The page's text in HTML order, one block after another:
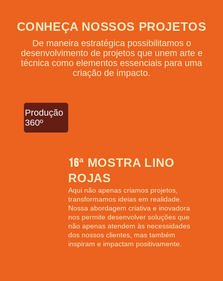
CONHEÇA NOSSOS PROJETOS
De maneira estratégica possibilitamos o
desenvolvimento de projetos que unem arte e
técnica como elementos essenciais para uma
criação de impacto.
Produção
360º
16ª MOSTRA LINO
ROJAS
Aqui não apenas criamos projetos,
transformamos ideias em realidade.
Nossa abordagem criativa e inovadora
nos permite desenvolver soluções que
não apenas atendem às necessidades
dos nossos clientes, mas também
inspiram e impactam positivamente.